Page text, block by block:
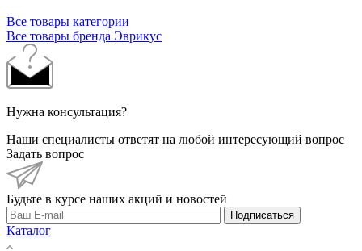
Все товары категории
Все товары бренда Эврикус
Нужна консультация?
Наши специалисты ответят на любой интересующий вопрос
Задать вопрос
Будьте в курсе наших акций и новостей
Подписаться
Каталог